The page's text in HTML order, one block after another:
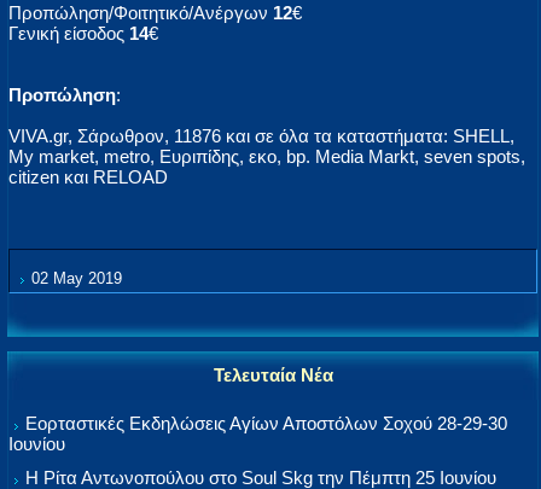
Προπώληση/Φοιτητικό/Ανέργων 12€
Γενική είσοδος 14€
Προπώληση:
VIVA.gr, Σάρωθρον, 11876 και σε όλα τα καταστήματα: SHELL,
My market, metro, Ευριπίδης, εκο, bp. Media Markt, seven spots,
citizen και RELOAD
02 May 2019
Τελευταία Νέα
Εορταστικές Εκδηλώσεις Αγίων Αποστόλων Σοχού 28-29-30
Ιουνίου
Η Ρίτα Αντωνοπούλου στο Soul Skg την Πέμπτη 25 Ιουνίου